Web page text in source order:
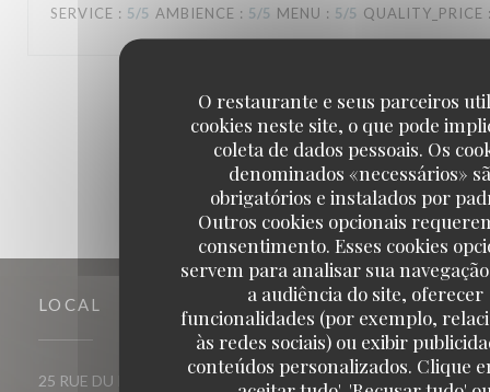
O restaurante e seus parceiros
cookies neste site, o que pode
coleta de dados pessoais. Os
denominados «necessários»
obrigatórios e instalados por
Outros cookies opcionais
consentimento. Esses cookies
servem para analisar sua
a audiência do site, oferecer
funcionalidades (por exemplo,
às redes sociais) ou exibir
conteúdos personalizados. Clique
SERVICE : 5/5 AMBIENCE : 5/5 MENU : 5/5 QUALITY_PRICE
LOCAL
25 RUE DU ROI DE SICILE 75004 PARIS ((abre numa nova janela))